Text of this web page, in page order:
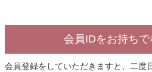
会員IDをお持ち
会員登録をしていただきますと、二度